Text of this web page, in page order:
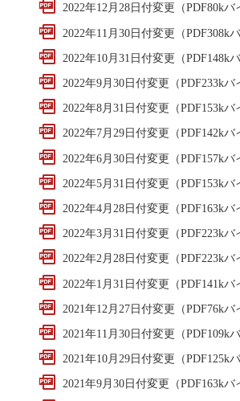
2022年12月28日付変更（PDF80kバ
2022年11月30日付変更（PDF308kバ
2022年10月31日付変更（PDF148kバ
2022年9月30日付変更（PDF233kバ
2022年8月31日付変更（PDF153kバ
2022年7月29日付変更（PDF142kバ
2022年6月30日付変更（PDF157kバ
2022年5月31日付変更（PDF153kバ
2022年4月28日付変更（PDF163kバ
2022年3月31日付変更（PDF223kバ
2022年2月28日付変更（PDF223kバ
2022年1月31日付変更（PDF141kバ
2021年12月27日付変更（PDF76kバ
2021年11月30日付変更（PDF109kバ
2021年10月29日付変更（PDF125kバ
2021年9月30日付変更（PDF163kバ